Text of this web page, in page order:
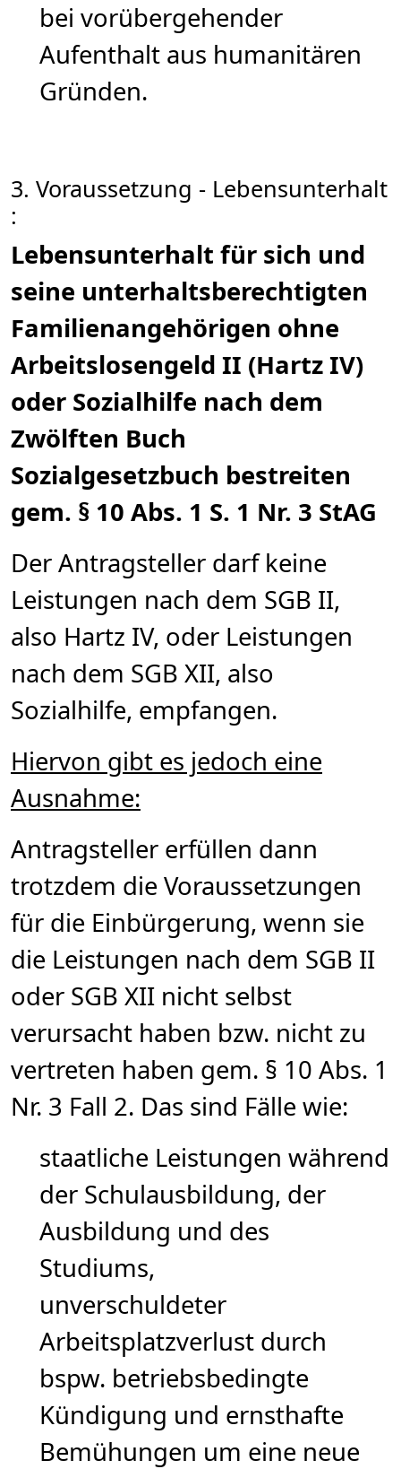
bei vorübergehender
Aufenthalt aus humanitären
Gründen.
3. Voraussetzung - Lebensunterhalt
:
Lebensunterhalt für sich und
seine unterhaltsberechtigten
Familienangehörigen ohne
Arbeitslosengeld II (Hartz IV)
oder Sozialhilfe nach dem
Zwölften Buch
Sozialgesetzbuch bestreiten
gem. § 10 Abs. 1 S. 1 Nr. 3 StAG
Der Antragsteller darf keine
Leistungen nach dem SGB II,
also Hartz IV, oder Leistungen
nach dem SGB XII, also
Sozialhilfe, empfangen.
Hiervon gibt es jedoch eine
Ausnahme:
Antragsteller erfüllen dann
trotzdem die Voraussetzungen
für die Einbürgerung, wenn sie
die Leistungen nach dem SGB II
oder SGB XII nicht selbst
verursacht haben bzw. nicht zu
vertreten haben gem. § 10 Abs. 1
Nr. 3 Fall 2. Das sind Fälle wie:
staatliche Leistungen während
der Schulausbildung, der
Ausbildung und des
Studiums,
unverschuldeter
Arbeitsplatzverlust durch
bspw. betriebsbedingte
Kündigung und ernsthafte
Bemühungen um eine neue